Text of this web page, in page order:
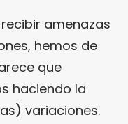
amenazas
hemos de
que
haciendo la
variaciones.